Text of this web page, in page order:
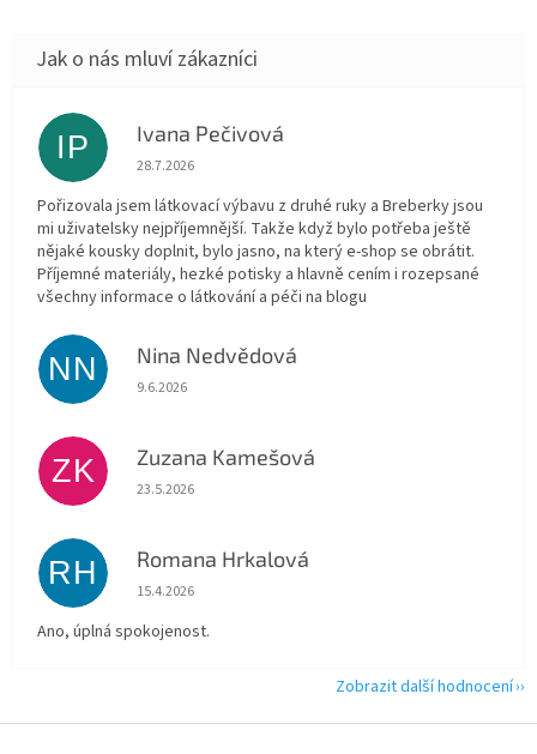
IP Ivana Pečivová
Hodnocení obchodu je 5 z 5 hvězdiček.
28.7.2026
Pořizovala jsem látkovací výbavu z druhé ruky a Breberky jsou
mi uživatelsky nejpříjemnější. Takže když bylo potřeba ještě
nějaké kousky doplnit, bylo jasno, na který e-shop se obrátit.
Příjemné materiály, hezké potisky a hlavně cením i rozepsané
všechny informace o látkování a péči na blogu
NN Nina Nedvědová
Hodnocení obchodu je 5 z 5 hvězdiček.
9.6.2026
ZK Zuzana Kamešová
Hodnocení obchodu je 5 z 5 hvězdiček.
23.5.2026
RH Romana Hrkalová
Hodnocení obchodu je 5 z 5 hvězdiček.
15.4.2026
Ano, úplná spokojenost.
Zobrazit další hodnocení